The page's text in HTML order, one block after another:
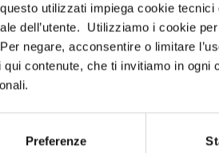
utilizzati impiega cookie
dell’utente. Utilizziamo i cookie
negare, acconsentire o limitare
contenute, che ti invitiamo in ogni
Preferenze